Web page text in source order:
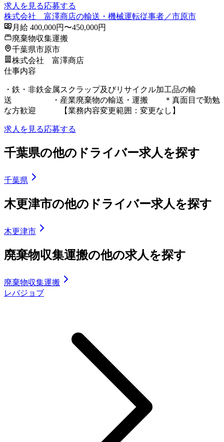
求人を見る応募する
株式会社 富澤商店の輸送・機械運転従事者／市原市
月給 400,000円〜450,000円
廃棄物収集運搬
千葉県市原市
株式会社 富澤商店
仕事内容
・鉄・非鉄金属スクラップ及びリサイクル加工品の輸
送 ・産業廃棄物の輸送・運搬 ＊真面目で勤勉
な方歓迎 【業務内容変更範囲：変更なし】
求人を見る応募する
千葉県の他のドライバー求人を探す
千葉県
木更津市の他のドライバー求人を探す
木更津市
廃棄物収集運搬の他の求人を探す
廃棄物収集運搬
レバジョブ